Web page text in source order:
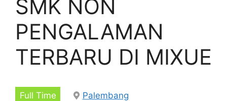
SMK NON
PENGALAMAN
TERBARU DI MIXUE
Full Time
Palembang